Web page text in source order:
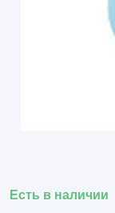
Есть в наличии